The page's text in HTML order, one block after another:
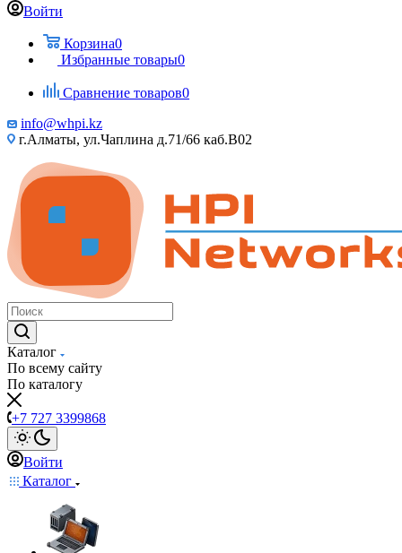
Войти
Корзина0
Избранные товары0
Сравнение товаров0
info@whpi.kz
г.Алматы, ул.Чаплина д.71/66 каб.B02
Каталог
По всему сайту
По каталогу
+7 727 3399868
Войти
Каталог